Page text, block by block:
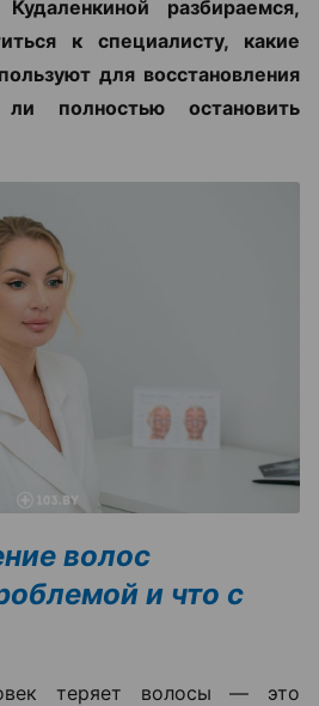
разбираемся,
к специалисту, какие
для восстановления
полностью остановить
волос
и что с
теряет волосы — это